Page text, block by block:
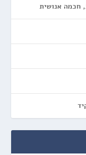
חכמה אנושית